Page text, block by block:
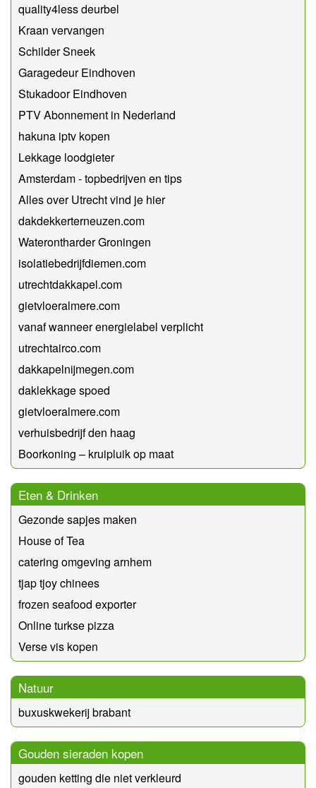
quality4less deurbel
Kraan vervangen
Schilder Sneek
Garagedeur Eindhoven
Stukadoor Eindhoven
PTV Abonnement in Nederland
hakuna iptv kopen
Lekkage loodgieter
Amsterdam - topbedrijven en tips
Alles over Utrecht vind je hier
dakdekkerterneuzen.com
Waterontharder Groningen
isolatiebedrijfdiemen.com
utrechtdakkapel.com
gietvloeralmere.com
vanaf wanneer energielabel verplicht
utrechtairco.com
dakkapelnijmegen.com
daklekkage spoed
gietvloeralmere.com
verhuisbedrijf den haag
Boorkoning – kruipluik op maat
Eten & Drinken
Gezonde sapjes maken
House of Tea
catering omgeving arnhem
tjap tjoy chinees
frozen seafood exporter
Online turkse pizza
Verse vis kopen
Natuur
buxuskwekerij brabant
Gouden sieraden kopen
gouden ketting die niet verkleurd